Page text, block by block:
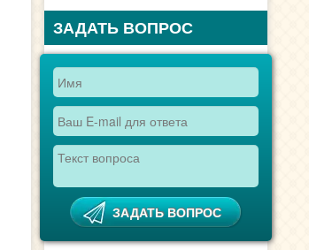
ЗАДАТЬ ВОПРОС